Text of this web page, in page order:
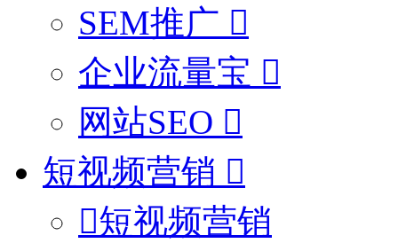
SEM推广
企业流量宝
网站SEO
短视频营销
短视频营销